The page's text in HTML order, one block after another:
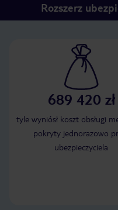
Rozszerz
689 420 zł
tyle wyniósł koszt obsługi
pokryty jednorazowo
ubezpieczyciela